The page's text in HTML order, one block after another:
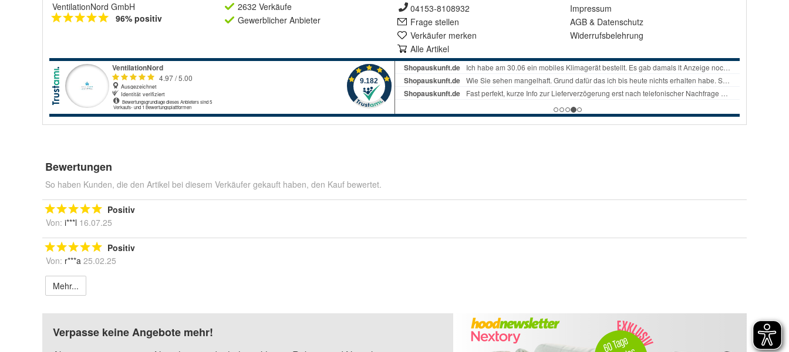
VentilationNord GmbH
96% positiv
2632 Verkäufe
Gewerblicher Anbieter
04153-8108932
Frage stellen
Verkäufer merken
Alle Artikel
Impressum
AGB & Datenschutz
Widerrufsbelehrung
Bewertungen
So haben Kunden, die den Artikel bei diesem Verkäufer gekauft haben, den Kauf bewertet.
Positiv
Von: i***l 16.07.25
Positiv
Von: r***a 25.02.25
Mehr...
Verpasse keine Angebote mehr!